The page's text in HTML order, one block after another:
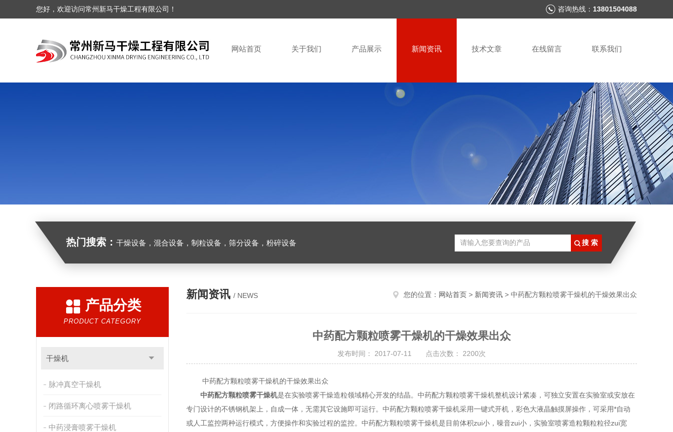
您好，欢迎访问常州新马干燥工程有限公司！ 咨询热线： 13801504088
网站首页 关于我们 产品展示 新闻资讯 技术文章 在线留言 联系我们
热门搜索： 干燥设备，混合设备，制粒设备，筛分设备，粉碎设备
产品分类
PRODUCT CATEGORY
干燥机
脉冲真空干燥机
闭路循环离心喷雾干燥机
中药浸膏喷雾干燥机
新闻资讯 / NEWS 您的位置： 网站首页 > 新闻资讯 > 中药配方颗粒喷雾干燥机的干燥效果出众
中药配方颗粒喷雾干燥机的干燥效果出众
发布时间： 2017-07-11 点击次数： 2200次
中药配方颗粒喷雾干燥机的干燥效果出众
中药配方颗粒喷雾干燥机是在实验喷雾干燥造粒领域精心开发的结晶。中药配方颗粒喷雾干燥机整机设计紧凑，可独立安置在实验室或安放在
专门设计的不锈钢机架上，自成一体，无需其它设施即可运行。中药配方颗粒喷雾干燥机采用一键式开机，彩色大液晶触摸屏操作，可采用*自动
或人工监控两种运行模式，方便操作和实验过程的监控。中药配方颗粒喷雾干燥机是目前体积zui小，噪音zui小，实验室喷雾造粒颗粒粒径zui宽